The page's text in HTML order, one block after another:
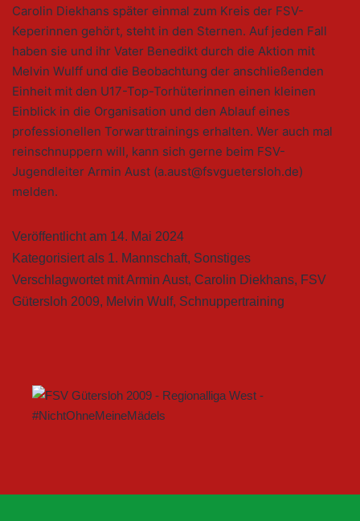
Carolin Diekhans später einmal zum Kreis der FSV-
Keperinnen gehört, steht in den Sternen. Auf jeden Fall
haben sie und ihr Vater Benedikt durch die Aktion mit
Melvin Wulff und die Beobachtung der anschließenden
Einheit mit den U17-Top-Torhüterinnen einen kleinen
Einblick in die Organisation und den Ablauf eines
professionellen Torwarttrainings erhalten. Wer auch mal
reinschnuppern will, kann sich gerne beim FSV-
Jugendleiter Armin Aust (a.aust@fsvguetersloh.de)
melden.
Veröffentlicht am 14. Mai 2024
Kategorisiert als 1. Mannschaft, Sonstiges
Verschlagwortet mitArmin Aust, Carolin Diekhans, FSV
Gütersloh 2009, Melvin Wulf, Schnuppertraining